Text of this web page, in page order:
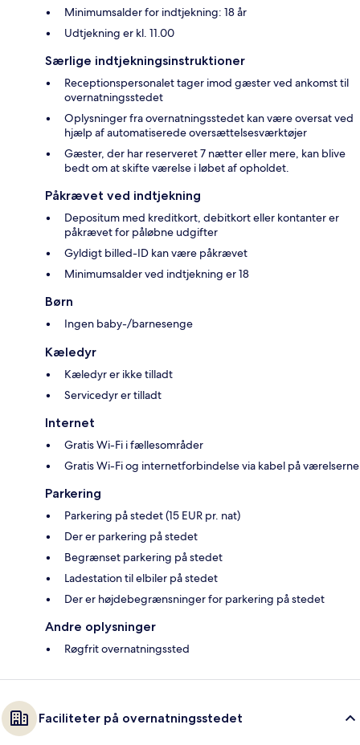
Minimumsalder for indtjekning: 18 år
Udtjekning er kl. 11.00
Særlige indtjekningsinstruktioner
Receptionspersonalet tager imod gæster ved ankomst til
overnatningsstedet
Oplysninger fra overnatningsstedet kan være oversat ved
hjælp af automatiserede oversættelsesværktøjer
Gæster, der har reserveret 7 nætter eller mere, kan blive
bedt om at skifte værelse i løbet af opholdet.
Påkrævet ved indtjekning
Depositum med kreditkort, debitkort eller kontanter er
påkrævet for påløbne udgifter
Gyldigt billed-ID kan være påkrævet
Minimumsalder ved indtjekning er 18
Børn
Ingen baby-/barnesenge
Kæledyr
Kæledyr er ikke tilladt
Servicedyr er tilladt
Internet
Gratis Wi-Fi i fællesområder
Gratis Wi-Fi og internetforbindelse via kabel på værelserne
Parkering
Parkering på stedet (15 EUR pr. nat)
Der er parkering på stedet
Begrænset parkering på stedet
Ladestation til elbiler på stedet
Der er højdebegrænsninger for parkering på stedet
Andre oplysninger
Røgfrit overnatningssted
Faciliteter på overnatningsstedet